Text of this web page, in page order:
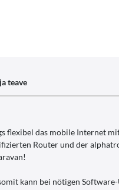
teave
das mobile Internet
Router und der
kann bei nötigen